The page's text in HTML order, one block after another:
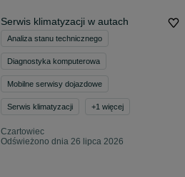
Serwis klimatyzacji w autach
Analiza stanu technicznego
Diagnostyka komputerowa
Mobilne serwisy dojazdowe
Serwis klimatyzacji +1 więcej
Czartowiec
Odświeżono dnia 26 lipca 2026